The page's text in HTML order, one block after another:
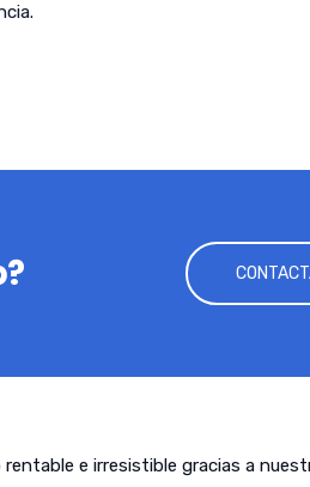
e irresistible gracias a